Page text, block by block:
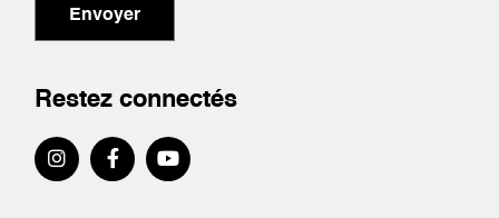
Envoyer
Restez connectés